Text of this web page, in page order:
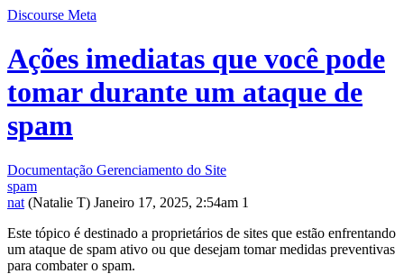
Discourse Meta
Ações imediatas que você pode
tomar durante um ataque de
spam
Documentação Gerenciamento do Site
spam
nat (Natalie T) Janeiro 17, 2025, 2:54am 1
Este tópico é destinado a proprietários de sites que estão enfrentando
um ataque de spam ativo ou que desejam tomar medidas preventivas
para combater o spam.